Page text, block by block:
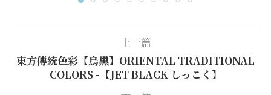
上一篇
東方傳統色彩【烏黑】ORIENTAL TRADITIONAL
COLORS -【JET BLACK しっこく】